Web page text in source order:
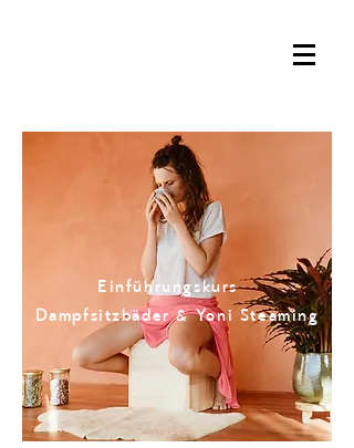
Einführungskurs
Dampfsitzbäder & Yoni Steaming